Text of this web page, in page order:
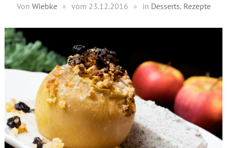
Von Wiebke vom 23.12.2016 in Desserts, Rezepte